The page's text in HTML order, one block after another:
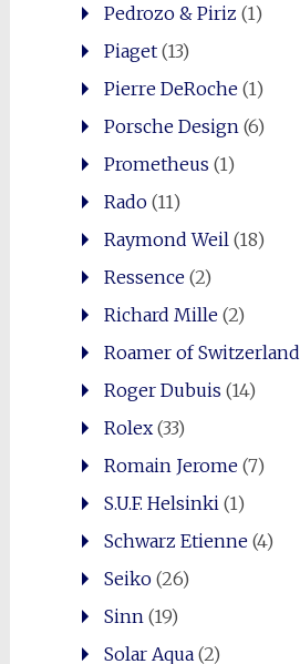
Pedrozo & Piriz (1)
Piaget(13)
Pierre DeRoche(1)
Porsche Design (6)
Prometheus (1)
Rado(11)
Raymond Weil (18)
Ressence(2)
Richard Mille(2)
Roamer of Switzerland
Roger Dubuis (14)
Rolex(33)
Romain Jerome(7)
S.U.F. Helsinki (1)
Schwarz Etienne(4)
Seiko(26)
Sinn (19)
Solar Aqua(2)